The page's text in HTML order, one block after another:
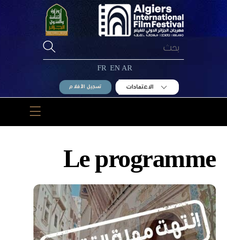
AR
EN
FR
الاعتمادات تسجيل الأفلام
Menu
Le programme